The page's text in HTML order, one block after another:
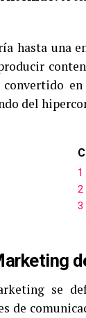
hasta una
convertido
del
1
2
3
se
de